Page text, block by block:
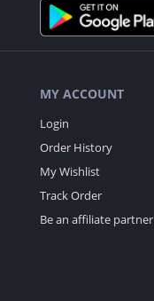
MY ACCOUNT
Login
Order History
My Wishlist
Track Order
Be an affiliate partner